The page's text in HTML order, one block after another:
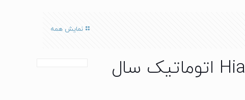
نمایش همه
خودرو تویوتا Hiace اتوماتیک سال